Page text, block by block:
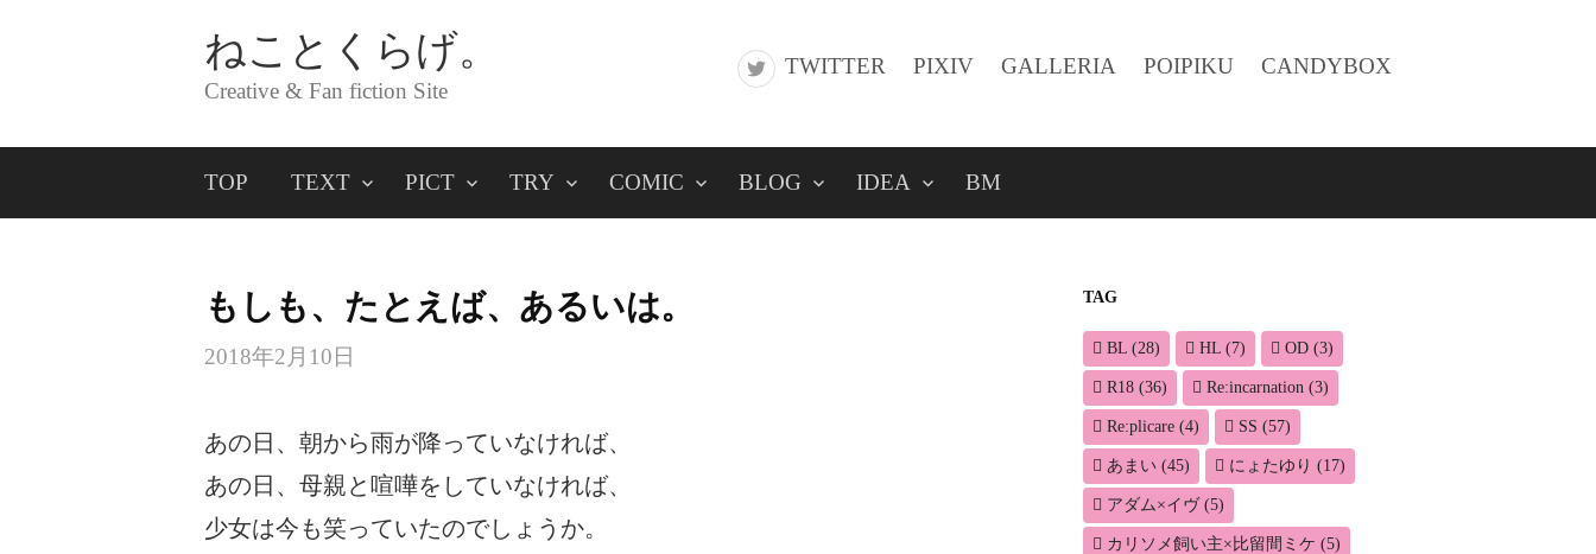
ン
ねことくらげ。
Creative & Fan fiction Site
TWITTER PIXIV GALLERIA POIPIKU CANDYBOX
TOP TEXT PICT TRY COMIC BLOG IDEA BM
もしも、たとえば、あるいは。
2018年2月10日
あの日、朝から雨が降っていなければ、
あの日、母親と喧嘩をしていなければ、
少女は今も笑っていたのでしょうか。
TAG
BL (28) HL (7) OD (3)
R18 (36) Re:incarnation (3)
Re:plicare (4) SS (57)
あまい (45) にょたゆり (17)
アダム×イヴ(5)
カリソメ飼い主×比留間ミケ (5)